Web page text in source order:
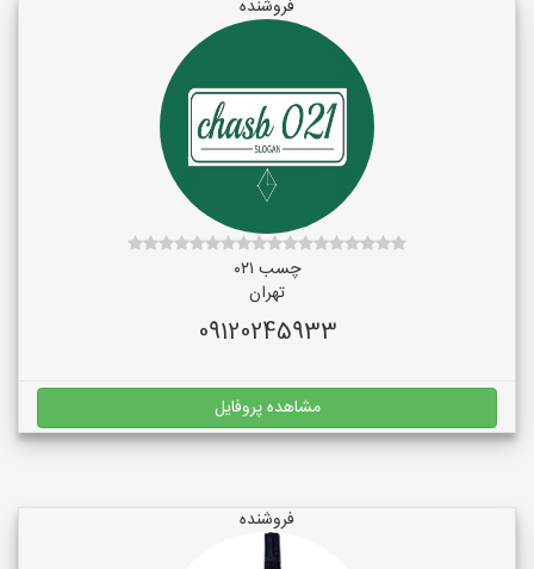
فروشنده
چسب ۰۲۱
تهران
09120245933
مشاهده پروفایل
فروشنده